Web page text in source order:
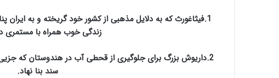
1.فیثاغورث که به دلایل مذهبی از کشور خود گریخته و به ایران
زندگی خوب همراه با مستمری
2.داریوش بزرگ برای جلوگیری از قحطی آب در هندوستان که
سند بنا نهاد.